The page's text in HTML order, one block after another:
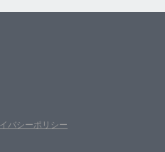
バシーポリシー